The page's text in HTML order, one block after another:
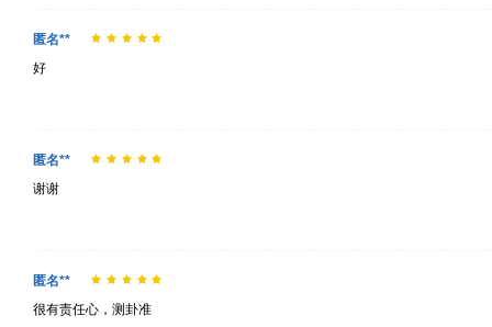
匿名**
好
匿名**
谢谢
匿名**
很有责任心，测卦准